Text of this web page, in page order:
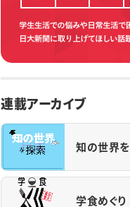
連載アーカイブ
知の世界
学食めぐり